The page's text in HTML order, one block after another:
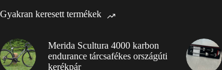
Gyakran keresett termékek
Merida Scultura 4000 karbon
endurance tárcsafékes országúti
kerékpár